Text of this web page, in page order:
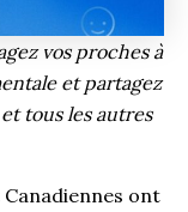
vos proches à
et partagez
tous les autres
Canadiennes ont